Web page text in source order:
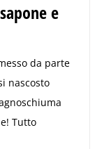
e
da parte
nascosto
Tutto